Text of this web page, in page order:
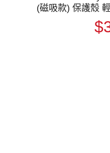
(磁吸款) 保護殼
不